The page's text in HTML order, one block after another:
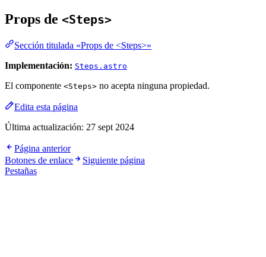
Props de <Steps>
Sección titulada «Props de <Steps>»
Implementación: Steps.astro
El componente <Steps> no acepta ninguna propiedad.
Edita esta página
Última actualización: 27 sept 2024
Página anterior
Botones de enlace
Siguiente página
Pestañas